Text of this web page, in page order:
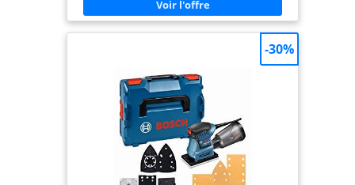
changer de papier abrasif très facilement Livré
avec : PSS 250 AE, feuilles abrasives P80, P120,
-30%